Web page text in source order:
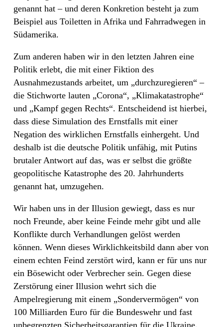
genannt hat – und deren Konkretion besteht ja zum
Beispiel aus Toiletten in Afrika und Fahrradwegen in
Südamerika.
Zum anderen haben wir in den letzten Jahren eine
Politik erlebt, die mit einer Fiktion des
Ausnahmezustands arbeitet, um „durchzuregieren“ –
die Stichworte lauten „Corona“, „Klimakatastrophe“
und „Kampf gegen Rechts“. Entscheidend ist hierbei,
dass diese Simulation des Ernstfalls mit einer
Negation des wirklichen Ernstfalls einhergeht. Und
deshalb ist die deutsche Politik unfähig, mit Putins
brutaler Antwort auf das, was er selbst die größte
geopolitische Katastrophe des 20. Jahrhunderts
genannt hat, umzugehen.
Wir haben uns in der Illusion gewiegt, dass es nur
noch Freunde, aber keine Feinde mehr gibt und alle
Konflikte durch Verhandlungen gelöst werden
können. Wenn dieses Wirklichkeitsbild dann aber von
einem echten Feind zerstört wird, kann er für uns nur
ein Bösewicht oder Verbrecher sein. Gegen diese
Zerstörung einer Illusion wehrt sich die
Ampelregierung mit einem „Sondervermögen“ von
100 Milliarden Euro für die Bundeswehr und fast